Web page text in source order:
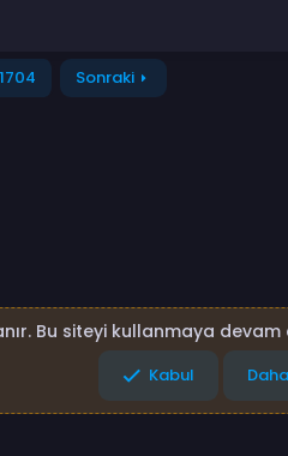
1704 Sonraki
Gizlilik politikası
Bu siteyi kullanmaya devam
Kabul